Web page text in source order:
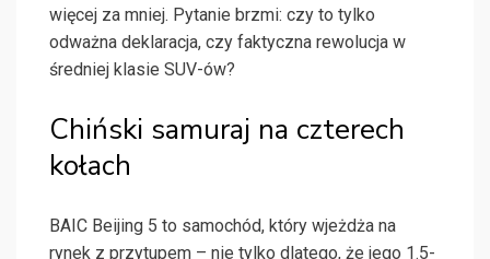
więcej za mniej. Pytanie brzmi: czy to tylko
odważna deklaracja, czy faktyczna rewolucja w
średniej klasie SUV-ów?
Chiński samuraj na czterech
kołach
BAIC Beijing 5 to samochód, który wjeżdża na
rynek z przytupem – nie tylko dlatego, że jego 1.5-